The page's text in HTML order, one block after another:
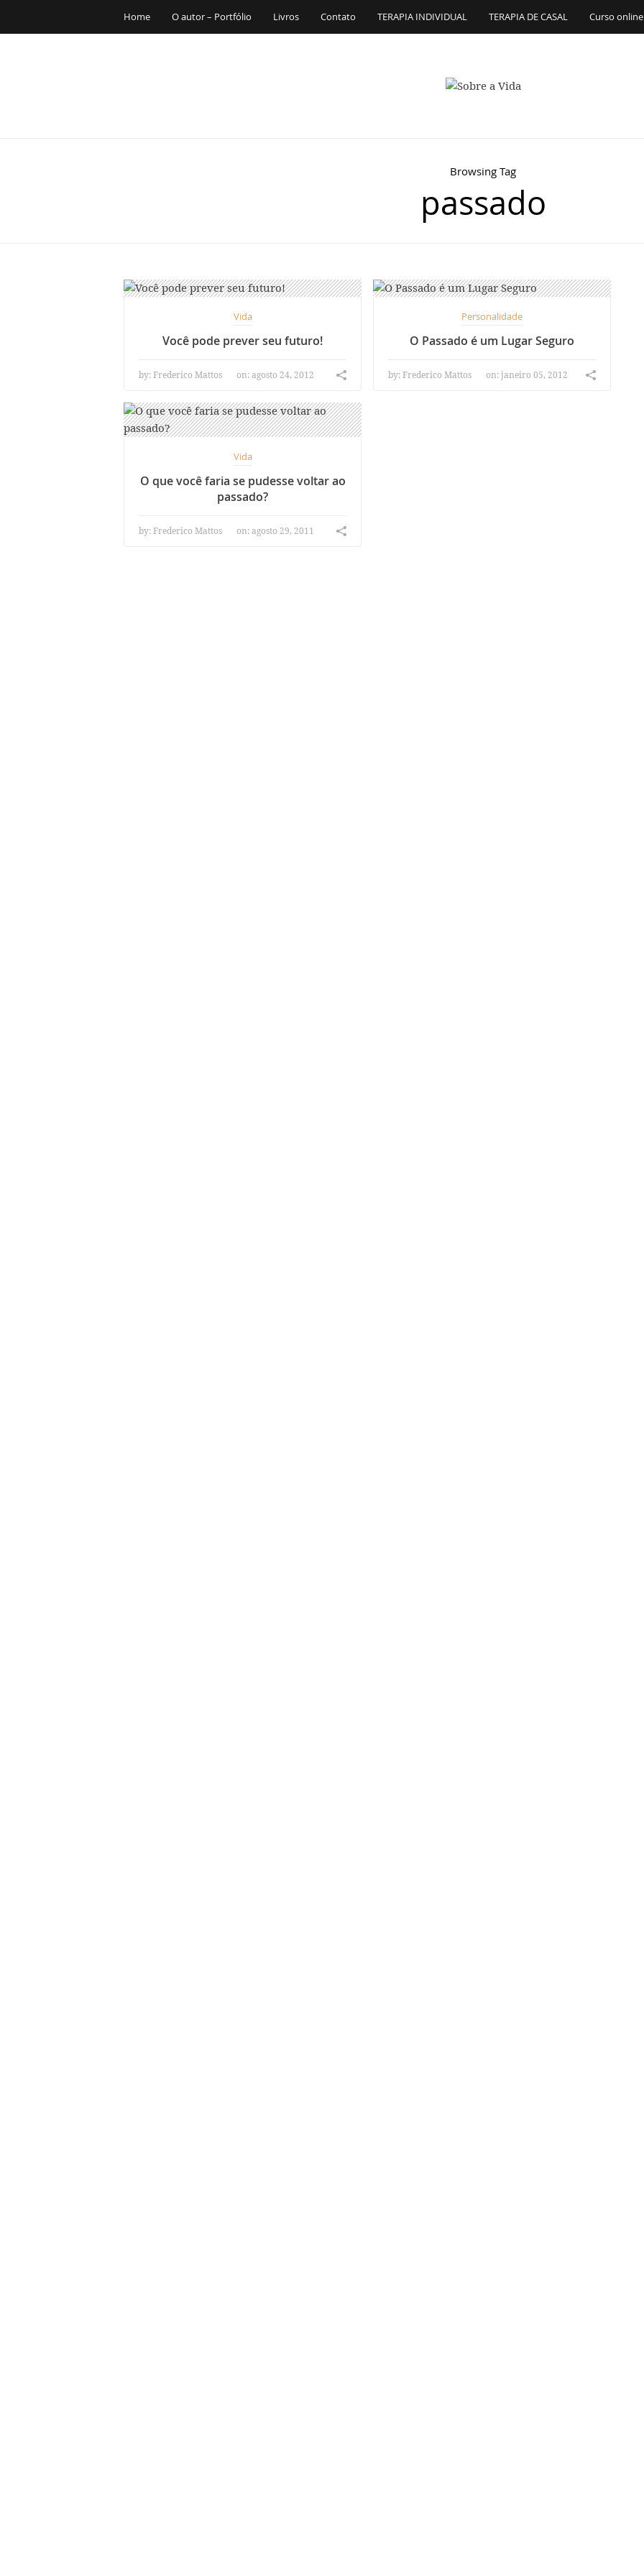
Home O autor – Portfólio Livros Contato TERAPIA INDIVIDUAL TERAPIA DE CASAL Curso
Browsing Tag
passado
Vida
Você pode prever seu futuro!
by:Frederico Mattos on: agosto 24, 2012
Personalidade
O Passado é um Lugar Seguro
by:Frederico Mattos on: janeiro 05, 2012
Vida
O que você faria se pudesse voltar ao
passado?
by:Frederico Mattos on: agosto 29, 2011